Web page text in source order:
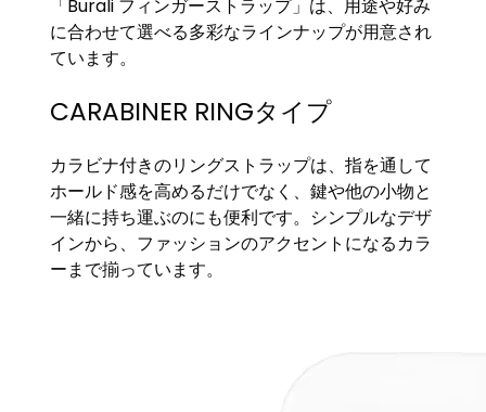
「Burali フィンガーストラップ」は、用途や好み
に合わせて選べる多彩なラインナップが用意され
ています。
CARABINER RINGタイプ
カラビナ付きのリングストラップは、指を通して
ホールド感を高めるだけでなく、鍵や他の小物と
一緒に持ち運ぶのにも便利です。シンプルなデザ
インから、ファッションのアクセントになるカラ
ーまで揃っています。